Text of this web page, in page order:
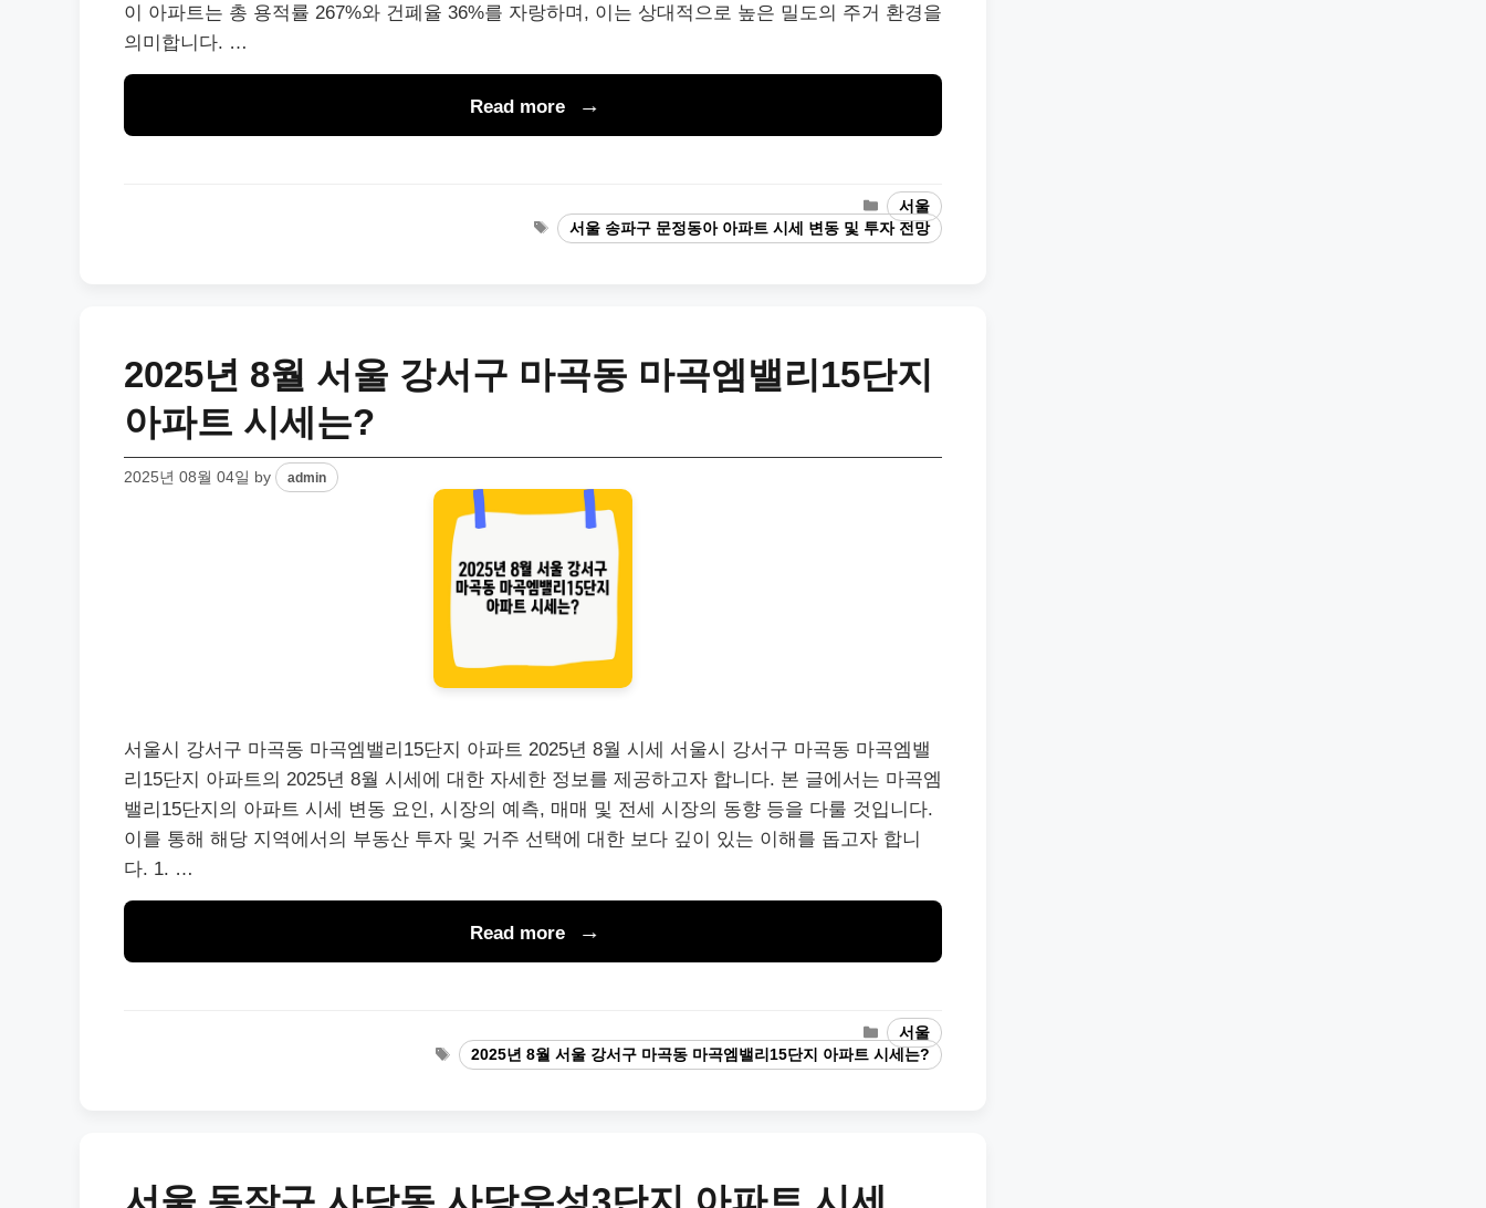
이 아파트는 총 용적률 267%와 건폐율 36%를 자랑하며, 이는 상대적으로 높은 밀도의 주거 환경을
의미합니다. …
Read more
Categories
서울
Tags
서울 송파구 문정동아 아파트 시세 변동 및 투자 전망
2025년 8월 서울 강서구 마곡동 마곡엠밸리15단지
아파트 시세는?
2025년 08월 04일 by admin
서울시 강서구 마곡동 마곡엠밸리15단지 아파트 2025년 8월 시세 서울시 강서구 마곡동 마곡엠밸
리15단지 아파트의 2025년 8월 시세에 대한 자세한 정보를 제공하고자 합니다. 본 글에서는 마곡엠
밸리15단지의 아파트 시세 변동 요인, 시장의 예측, 매매 및 전세 시장의 동향 등을 다룰 것입니다.
이를 통해 해당 지역에서의 부동산 투자 및 거주 선택에 대한 보다 깊이 있는 이해를 돕고자 합니
다. 1. …
Read more
Categories
서울
Tags
2025년 8월 서울 강서구 마곡동 마곡엠밸리15단지 아파트 시세는?